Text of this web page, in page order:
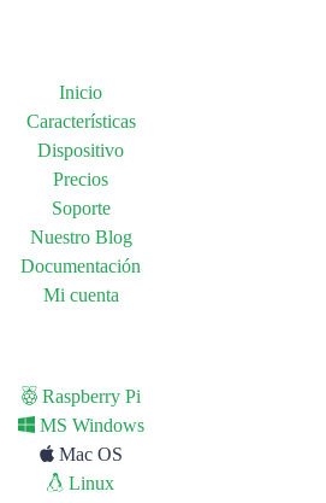
Inicio
Características
Dispositivo
Precios
Soporte
Nuestro Blog
Documentación
Mi cuenta
Raspberry Pi
MS Windows
Mac OS
Linux